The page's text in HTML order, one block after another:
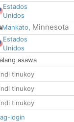
Estados
Unidos
Mankato, Minnesota
Estados
Unidos
asawa
tinukoy
tinukoy
tinukoy
login